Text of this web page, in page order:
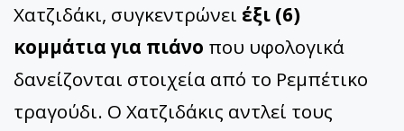
Χατζιδάκι, συγκεντρώνει έξι (6)
κομμάτια για πιάνο που υφολογικά
δανείζονται στοιχεία από το Ρεμπέτικο
τραγούδι. Ο Χατζιδάκις αντλεί τους